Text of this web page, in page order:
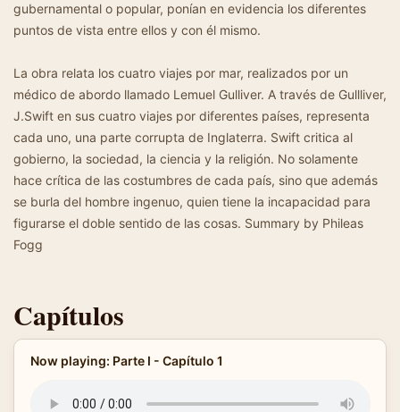
gubernamental o popular, ponían en evidencia los diferentes
puntos de vista entre ellos y con él mismo.
La obra relata los cuatro viajes por mar, realizados por un
médico de abordo llamado Lemuel Gulliver. A través de Gullliver,
J.Swift en sus cuatro viajes por diferentes países, representa
cada uno, una parte corrupta de Inglaterra. Swift critica al
gobierno, la sociedad, la ciencia y la religión. No solamente
hace crítica de las costumbres de cada país, sino que además
se burla del hombre ingenuo, quien tiene la incapacidad para
figurarse el doble sentido de las cosas. Summary by Phileas
Fogg
Capítulos
Now playing: Parte I - Capítulo 1